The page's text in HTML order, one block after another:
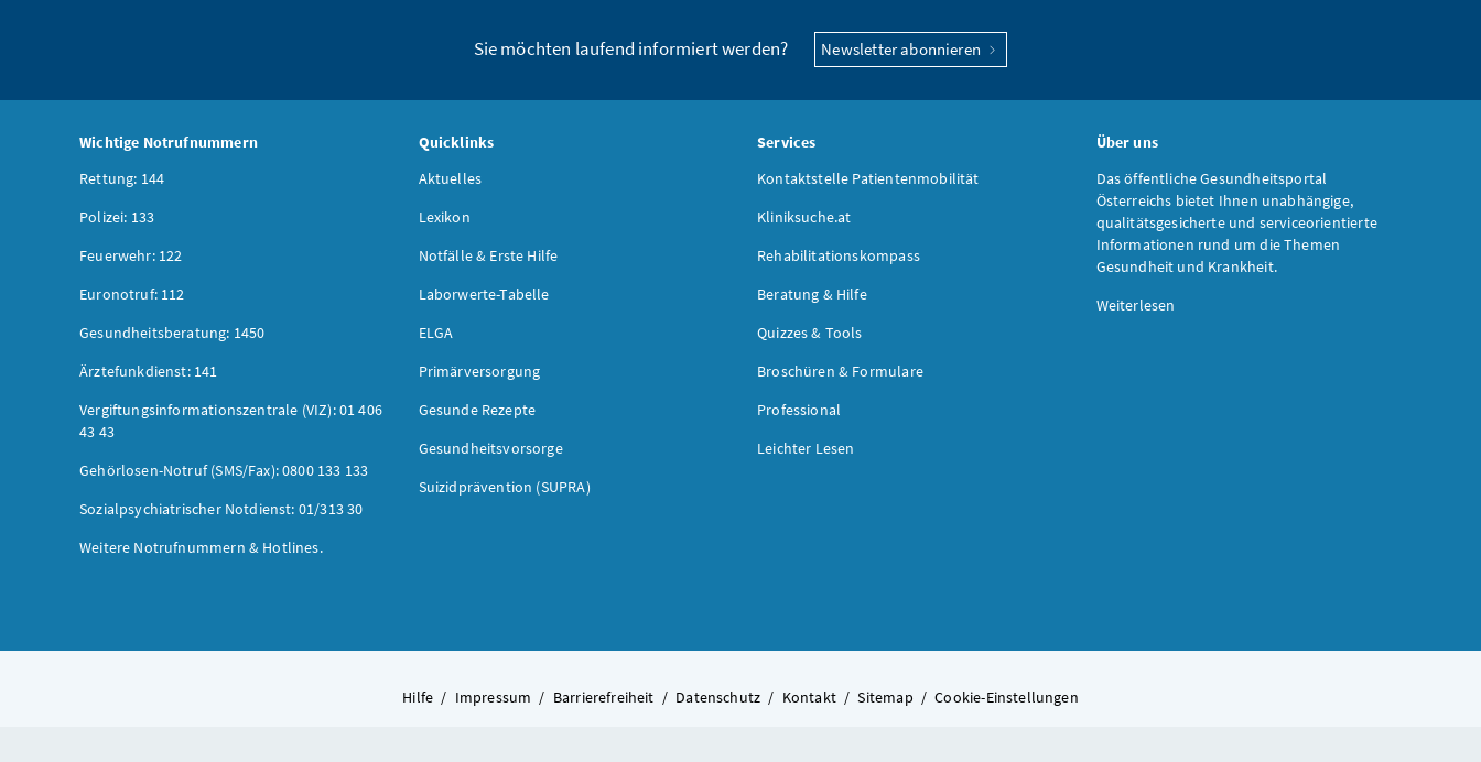
Sie möchten laufend informiert werden? Newsletter abonnieren
Wichtige Notrufnummern
Rettung: 144
Polizei: 133
Feuerwehr: 122
Euronotruf: 112
Gesundheitsberatung: 1450
Ärztefunkdienst: 141
Vergiftungsinformationszentrale (VIZ): 01 406
43 43
Gehörlosen-Notruf (SMS/Fax): 0800 133 133
Sozialpsychiatrischer Notdienst: 01/313 30
Weitere Notrufnummern & Hotlines.
Quicklinks
Aktuelles
Lexikon
Notfälle & Erste Hilfe
Laborwerte-Tabelle
ELGA
Primärversorgung
Gesunde Rezepte
Gesundheitsvorsorge
Suizidprävention (SUPRA)
Services
Kontaktstelle Patientenmobilität
Kliniksuche.at
Rehabilitationskompass
Beratung & Hilfe
Quizzes & Tools
Broschüren & Formulare
Professional
Leichter Lesen
Über uns
Das öffentliche Gesundheitsportal
Österreichs bietet Ihnen unabhängige,
qualitätsgesicherte und serviceorientierte
Informationen rund um die Themen
Gesundheit und Krankheit.
Weiterlesen
Hilfe / Impressum / Barrierefreiheit / Datenschutz / Kontakt / Sitemap / Cookie-Einstellungen